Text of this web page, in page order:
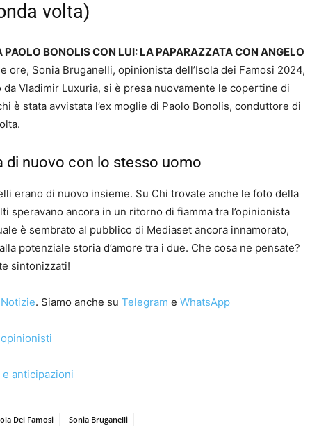
volta)
BONOLIS CON LUI: LA PAPARAZZATA CON ANGELO
ore, Sonia Bruganelli, opinionista dell’Isola dei Famosi 2024,
Vladimir Luxuria, si è presa nuovamente le copertine di
è stata avvistata l’ex moglie di Paolo Bonolis, conduttore di
di nuovo con lo stesso uomo
erano di nuovo insieme. Su Chi trovate anche le foto della
speravano ancora in un ritorno di fiamma tra l’opinionista
è sembrato al pubblico di Mediaset ancora innamorato,
potenziale storia d’amore tra i due. Che cosa ne pensate?
sintonizzati!
. Siamo anche su Telegram e WhatsApp
anticipazioni
Dei Famosi Sonia Bruganelli